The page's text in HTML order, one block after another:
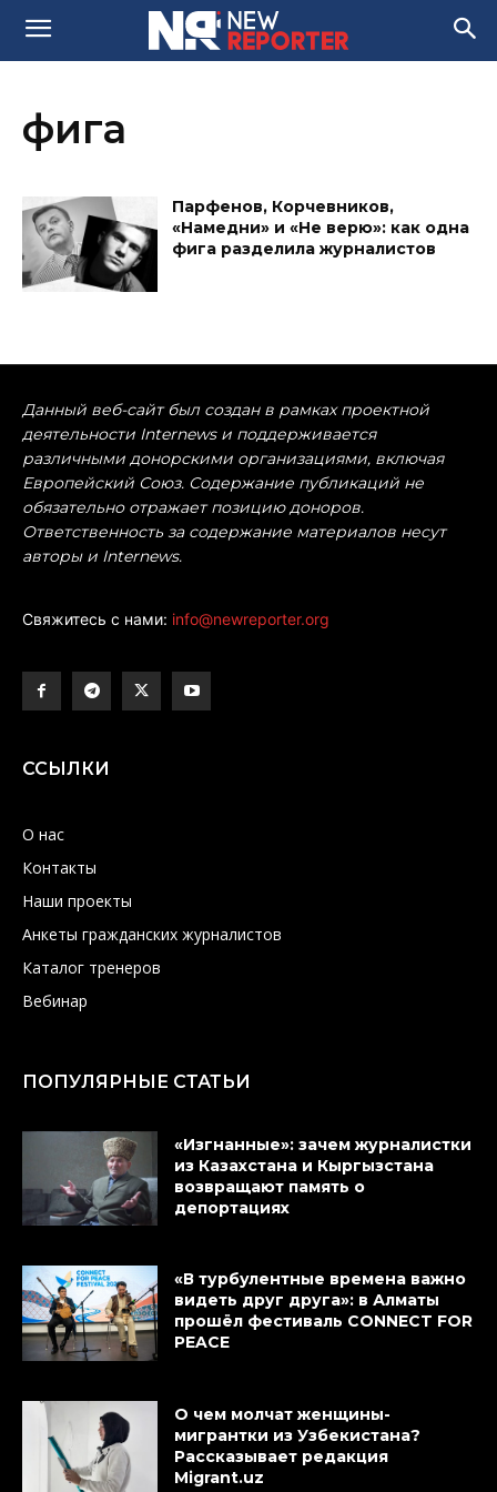
фига
Парфенов, Корчевников,
«Намедни» и «Не верю»: как одна
фига разделила журналистов
Данный веб-сайт был создан в рамках проектной
деятельности Internews и поддерживается
различными донорскими организациями, включая
Европейский Союз. Содержание публикаций не
обязательно отражает позицию доноров.
Ответственность за содержание материалов несут
авторы и Internews.
Свяжитесь с нами: info@newreporter.org
ССЫЛКИ
О нас
Контакты
Наши проекты
Анкеты гражданских журналистов
Каталог тренеров
Вебинар
ПОПУЛЯРНЫЕ СТАТЬИ
«Изгнанные»: зачем журналистки
из Казахстана и Кыргызстана
возвращают память о
депортациях
«В турбулентные времена важно
видеть друг друга»: в Алматы
прошёл фестиваль CONNECT FOR
PEACE
О чем молчат женщины-
мигрантки из Узбекистана?
Рассказывает редакция
Migrant.uz